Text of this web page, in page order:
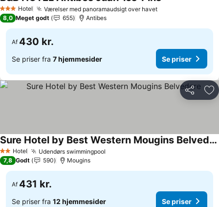
3 StjernerHotel Værelser med panoramaudsigt over havet
8,0 Meget godt 655 Antibes
Af 430 kr.
Se priser fra 7 hjemmesider Se priser
Del
2 Stjerner
Hotel Udendørs swimmingpool
Sure Hotel by Best Western Mougins Belvedere
7,8 Godt 590 Mougins
Af 431 kr.
Se priser fra 12 hjemmesider Se priser